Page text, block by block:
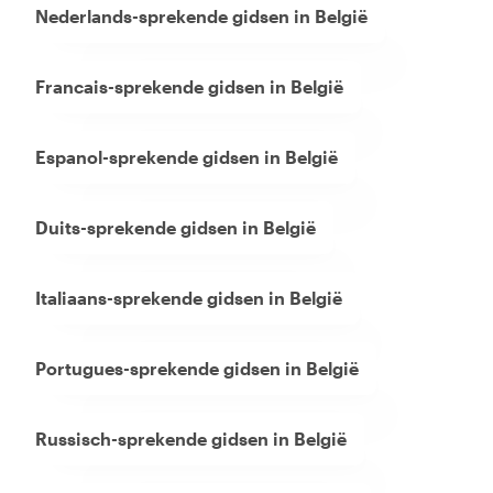
Nederlands-sprekende gidsen in België
Francais-sprekende gidsen in België
Espanol-sprekende gidsen in België
Duits-sprekende gidsen in België
Italiaans-sprekende gidsen in België
Portugues-sprekende gidsen in België
Russisch-sprekende gidsen in België